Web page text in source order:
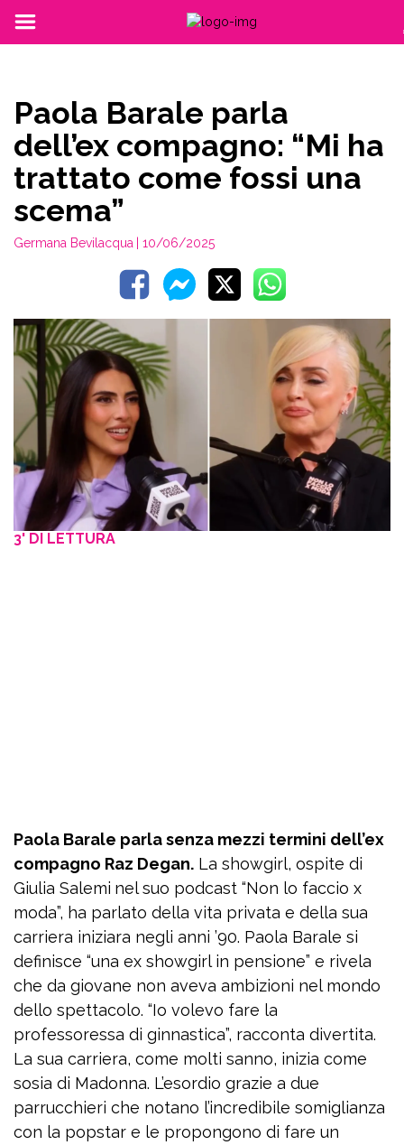
Paola Barale parla
dell’ex compagno: “Mi ha
trattato come fossi una
scema”
Germana Bevilacqua | 10/06/2025
3' DI LETTURA
Paola Barale parla senza mezzi termini dell’ex
compagno Raz Degan. La showgirl, ospite di
Giulia Salemi nel suo podcast “Non lo faccio x
moda”, ha parlato della vita privata e della sua
carriera iniziara negli anni ’90. Paola Barale si
definisce “una ex showgirl in pensione” e rivela
che da giovane non aveva ambizioni nel mondo
dello spettacolo. “Io volevo fare la
professoressa di ginnastica”, racconta divertita.
La sua carriera, come molti sanno, inizia come
sosia di Madonna. L’esordio grazie a due
parrucchieri che notano l’incredibile somiglianza
con la popstar e le propongono di fare un